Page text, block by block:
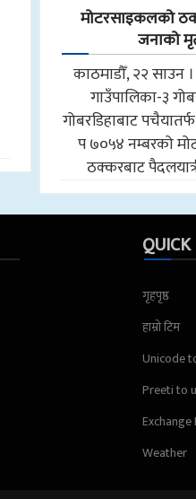
मोटरसाइकलको
जनाको
काठमाडौँ, २२ साउन
गाउँपालिका-३
गोबरडिहाबाट
प ७०५४ नम्बरको
ठक्करबाट
गृहपृष्ठ
हाम्रो टिम
Unicode
Preeti to
Exchange
Weather